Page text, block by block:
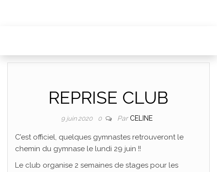
REPRISE CLUB
9 juin 2020 0 Par CELINE
C’est officiel, quelques gymnastes retrouveront le
chemin du gymnase le lundi 29 juin !!
Le club organise 2 semaines de stages pour les